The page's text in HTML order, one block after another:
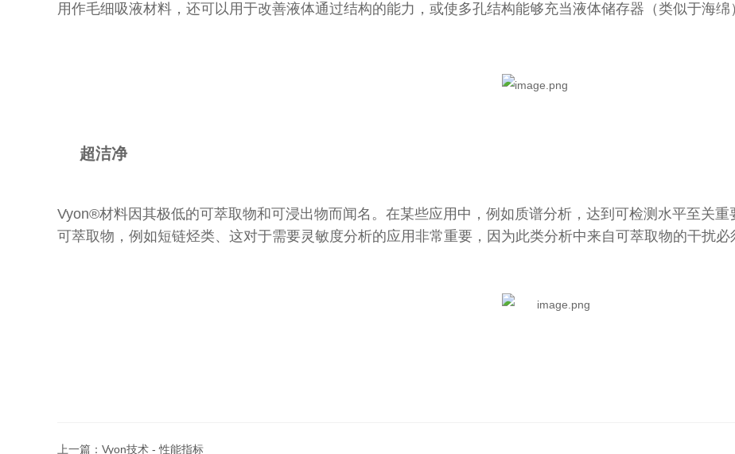
用作毛细吸液材料，还可以用于改善液体通过结构的能力，或使多孔结构能够充当液体储存器（类似于海绵
超洁净
Vyon®材料因其极低的可萃取物和可浸出物而闻名。在某些应用中，例如质谱分析，达到可检测水平至关
可萃取物，例如短链烃类、这对于需要灵敏度分析的应用非常重要，因为此类分析中来自可萃取物的干扰必
上一篇： Vyon技术 - 性能指标